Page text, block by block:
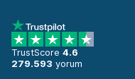
TrustScore 4.6
279.593 yorum